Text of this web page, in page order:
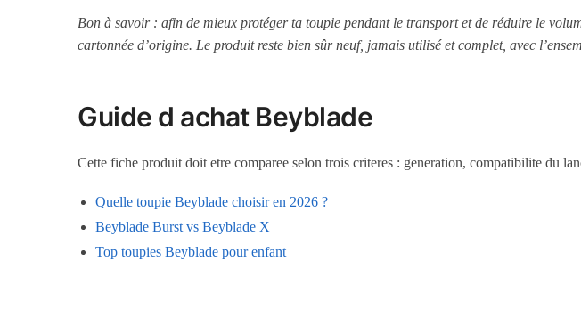
Bon à savoir : afin de mieux protéger ta toupie pendant le transport et de réduire le
cartonnée d’origine. Le produit reste bien sûr neuf, jamais utilisé et complet, avec
Guide d achat Beyblade
Cette fiche produit doit etre comparee selon trois criteres : generation, compatibilite du
Quelle toupie Beyblade choisir en 2026 ?
Beyblade Burst vs Beyblade X
Top toupies Beyblade pour enfant